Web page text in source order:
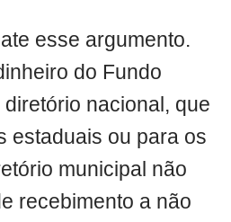
esse argumento.
do Fundo
nacional, que
estaduais ou para os
municipal não
recebimento a não